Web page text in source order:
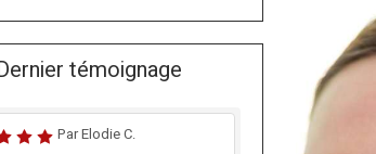
témoignage
Par Elodie C.